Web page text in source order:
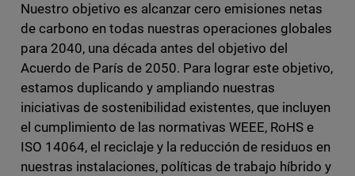
Nuestro objetivo es alcanzar cero emisiones netas
de carbono en todas nuestras operaciones globales
para 2040, una década antes del objetivo del
Acuerdo de París de 2050. Para lograr este objetivo,
estamos duplicando y ampliando nuestras
iniciativas de sostenibilidad existentes, que incluyen
el cumplimiento de las normativas WEEE, RoHS e
ISO 14064, el reciclaje y la reducción de residuos en
nuestras instalaciones, políticas de trabajo híbrido y